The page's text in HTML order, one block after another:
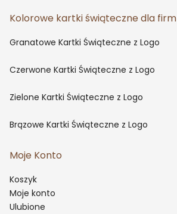
Kolorowe kartki świąteczne dla firm
Granatowe Kartki Świąteczne z Logo
Czerwone Kartki Świąteczne z Logo
Zielone Kartki Świąteczne z Logo
Brązowe Kartki Świąteczne z Logo
Moje Konto
Koszyk
Moje konto
Ulubione